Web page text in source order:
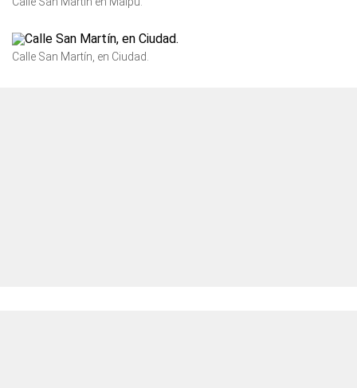
Calle San Martín, en Ciudad.